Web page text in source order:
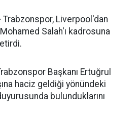
Trabzonspor, Liverpool'dan
Mohamed Salah'ı kadrosuna
Başkanı Ertuğrul
haciz geldiği yönündeki
bulunduklarını